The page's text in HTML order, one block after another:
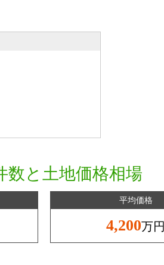
数と土地価格相場
平均価格
4,200万円